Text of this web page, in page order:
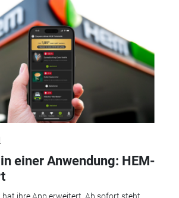
einer Anwendung: HEM-